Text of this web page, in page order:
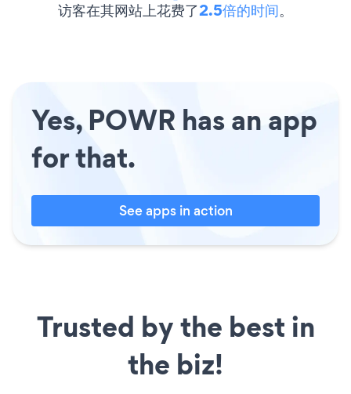
访客在其网站上花费了2.5倍的时间。
Yes, POWR has an app
for that.
See apps in action
Trusted by the best in
the biz!